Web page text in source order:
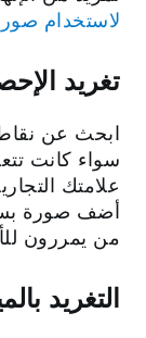
لاستخدام صور GIF في استراتيجيتك على تويتر
تغريد
ابحث عن نقاط
سواء كانت
علامتك
أضف صورة
من يمررون
التغريد